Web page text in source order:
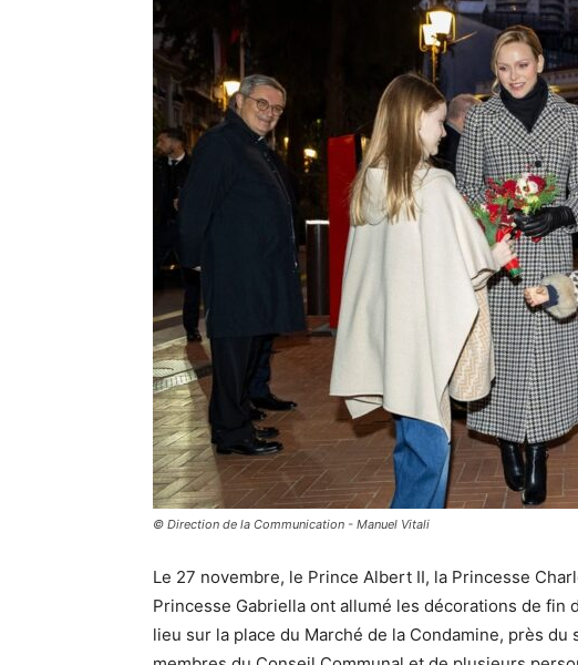
© Direction de la Communication - Manuel Vitali
Le 27 novembre, le Prince Albert II, la Princesse
Princesse Gabriella ont allumé les décorations de fin
lieu sur la place du Marché de la Condamine, près